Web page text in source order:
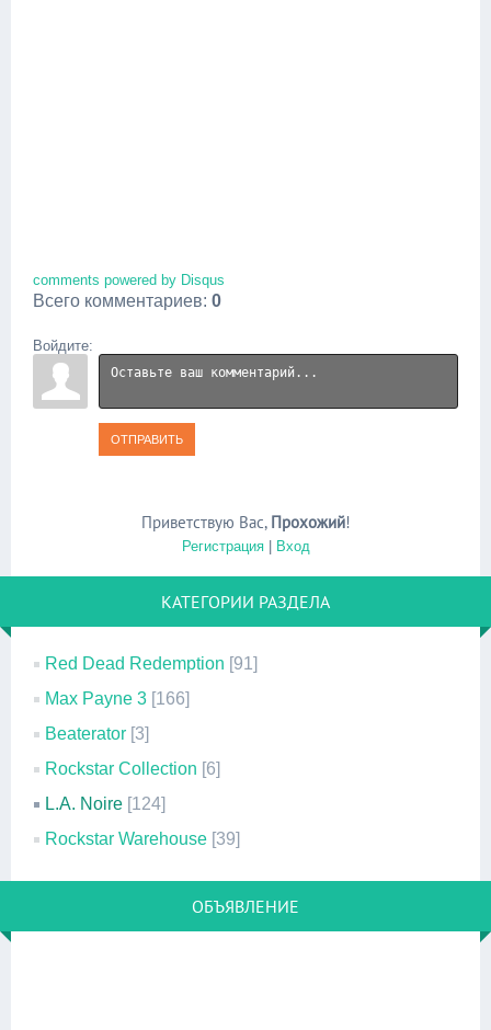
comments powered by Disqus
Всего комментариев: 0
Войдите:
ОТПРАВИТЬ
Приветствую Вас, Прохожий!
Регистрация| Вход
КАТЕГОРИИ РАЗДЕЛА
Red Dead Redemption [91]
Max Payne 3 [166]
Beaterator [3]
Rockstar Collection [6]
L.A. Noire [124]
Rockstar Warehouse [39]
ОБЪЯВЛЕНИЕ